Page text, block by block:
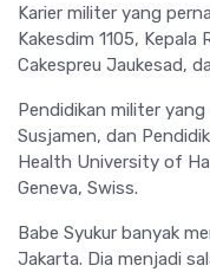
Karier militer yang
Kakesdim 1105,
Cakespreu Jaukesad,
Pendidikan militer
Susjamen, dan
Health University of
Geneva, Swiss.
Babe Syukur banyak
Jakarta. Dia menjadi